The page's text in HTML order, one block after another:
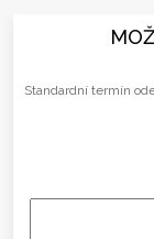
Standardní termín